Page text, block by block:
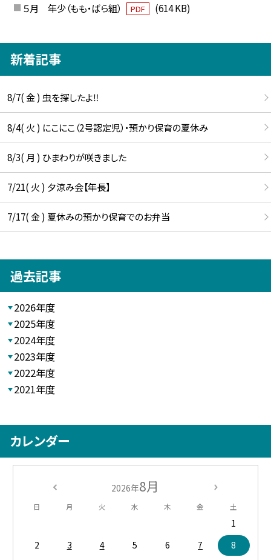
５月 年少（もも・ばら組）
PDF (614 KB)
新着記事
8/7( 金 ) 虫を探したよ‼
8/4( 火 ) にこにこ（2号認定児）・預かり保育の夏休み
8/3( 月 ) ひまわりが咲きました
7/21( 火 ) 夕涼み会【年長】
7/17( 金 ) 夏休みの預かり保育でのお弁当
過去記事
2026年度
2025年度
2024年度
2023年度
2022年度
2021年度
カレンダー
2026年8月
日 月 火 水 木 金 土
1
2
3 4 5 6 7
8